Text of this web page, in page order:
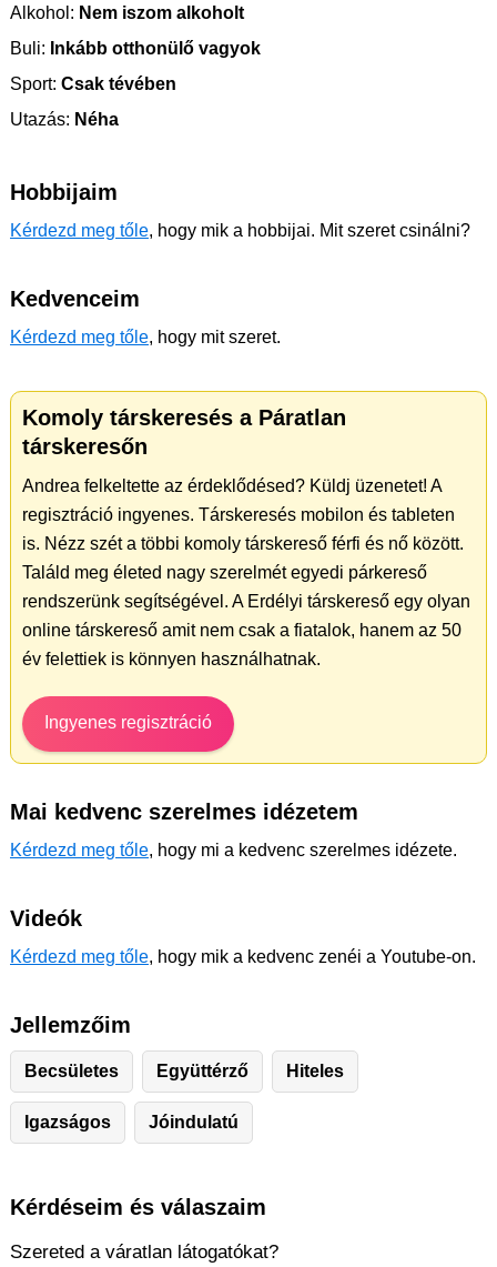
Alkohol: Nem iszom alkoholt
Buli: Inkább otthonülő vagyok
Sport: Csak tévében
Utazás: Néha
Hobbijaim
Kérdezd meg tőle, hogy mik a hobbijai. Mit szeret csinálni?
Kedvenceim
Kérdezd meg tőle, hogy mit szeret.
Komoly társkeresés a Páratlan
társkeresőn
Andrea felkeltette az érdeklődésed? Küldj üzenetet! A
regisztráció ingyenes. Társkeresés mobilon és tableten
is. Nézz szét a többi komoly társkereső férfi és nő között.
Találd meg életed nagy szerelmét egyedi párkereső
rendszerünk segítségével. A Erdélyi társkereső egy olyan
online társkereső amit nem csak a fiatalok, hanem az 50
év felettiek is könnyen használhatnak.
Ingyenes regisztráció
Mai kedvenc szerelmes idézetem
Kérdezd meg tőle, hogy mi a kedvenc szerelmes idézete.
Videók
Kérdezd meg tőle, hogy mik a kedvenc zenéi a Youtube-on.
Jellemzőim
Becsületes Együttérző Hiteles
Igazságos Jóindulatú
Kérdéseim és válaszaim
Szereted a váratlan látogatókat?